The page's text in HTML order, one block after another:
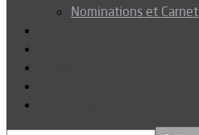
Nominations et Carnet